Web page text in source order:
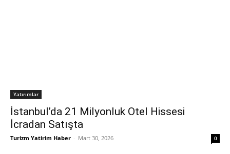
Yatırımlar
İstanbul’da 21 Milyonluk Otel Hissesi
İcradan Satışta
Turizm Yatirim Haber - Mart 30, 2026 0